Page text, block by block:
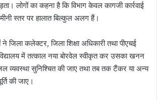
लोगों का कहना है कि विभाग केवल कागजी कार्रवाई
स्तर पर हालात बिल्कुल अलग हैं।
ने जिला कलेक्टर, जिला शिक्षा अधिकारी तथा पीएचई
में तत्काल नया बोरवेल स्वीकृत कर उसका खनन
व्यवस्था सुनिश्चित की जाए तथा तब तक टैंकर या अन्य
की जाए।